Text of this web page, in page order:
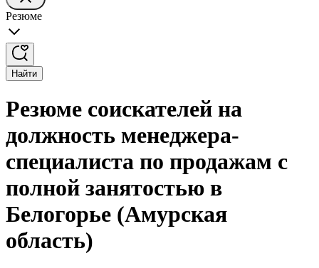
Резюме
Найти
Резюме соискателей на
должность менеджера-
специалиста по продажам с
полной занятостью в
Белогорье (Амурская
область)